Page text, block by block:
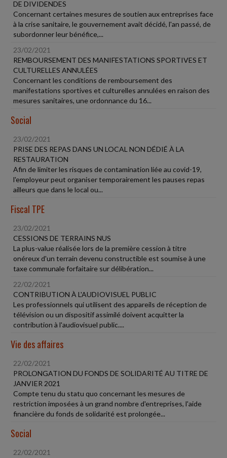
DE DIVIDENDES
Concernant certaines mesures de soutien aux entreprises face
à la crise sanitaire, le gouvernement avait décidé, l'an passé, de
subordonner leur bénéfice,...
23/02/2021
REMBOURSEMENT DES MANIFESTATIONS SPORTIVES ET
CULTURELLES ANNULÉES
Concernant les conditions de remboursement des
manifestations sportives et culturelles annulées en raison des
mesures sanitaires, une ordonnance du 16...
Social
23/02/2021
PRISE DES REPAS DANS UN LOCAL NON DÉDIÉ À LA
RESTAURATION
Afin de limiter les risques de contamination liée au covid-19,
l'employeur peut organiser temporairement les pauses repas
ailleurs que dans le local ou...
Fiscal TPE
23/02/2021
CESSIONS DE TERRAINS NUS
La plus-value réalisée lors de la première cession à titre
onéreux d'un terrain devenu constructible est soumise à une
taxe communale forfaitaire sur délibération...
22/02/2021
CONTRIBUTION À L'AUDIOVISUEL PUBLIC
Les professionnels qui utilisent des appareils de réception de
télévision ou un dispositif assimilé doivent acquitter la
contribution à l'audiovisuel public....
Vie des affaires
22/02/2021
PROLONGATION DU FONDS DE SOLIDARITÉ AU TITRE DE
JANVIER 2021
Compte tenu du statu quo concernant les mesures de
restriction imposées à un grand nombre d'entreprises, l'aide
financière du fonds de solidarité est prolongée...
Social
22/02/2021